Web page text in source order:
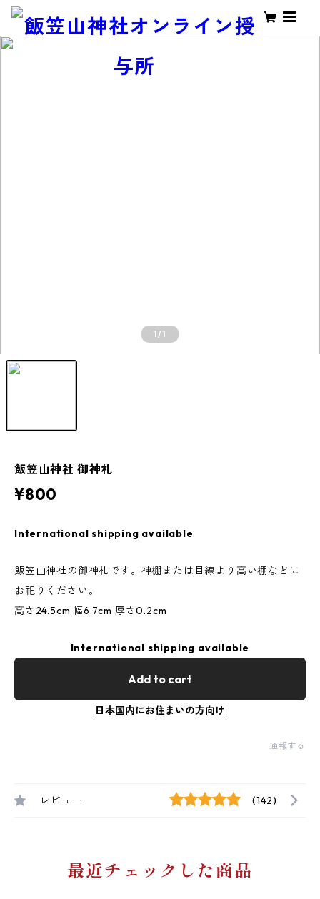
1/1
飯笠山神社 御神札
¥800
International shipping available
飯笠山神社の御神札です。神棚または目線より高い棚などに
お祀りください。
高さ24.5cm 幅6.7cm 厚さ0.2cm
International shipping available
Add to cart
日本国内にお住まいの方向け
通報する
レビュー (142)
最近チェックした商品